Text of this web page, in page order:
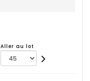
Aller au lot